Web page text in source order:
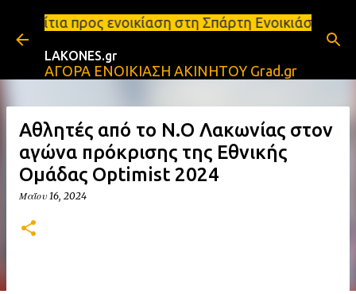
Μετάβαση στο κύριο περιεχόμενο
στη Σπάρτη Ενοικιάσεις
LAKONES.gr
ΑΓΟΡΑ ΕΝΟΙΚΙΑΣΗ ΑΚΙΝΗΤΟΥ Grad.gr
Αθλητές από το Ν.Ο Λακωνίας στον
αγώνα πρόκρισης της Εθνικής
Ομάδας Optimist 2024
Μαΐου 16, 2024